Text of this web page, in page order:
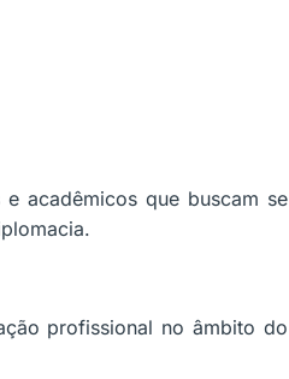
acadêmicos que buscam se
profissional no âmbito do